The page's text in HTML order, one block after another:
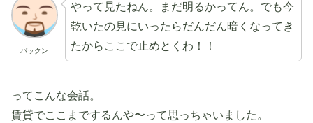
パックン
やって見たねん。まだ明るかってん。でも今
乾いたの見にいったらだんだん暗くなってき
たからここで止めとくわ！！
ってこんな会話。
賃貸でここまでするんや〜って思っちゃいました。